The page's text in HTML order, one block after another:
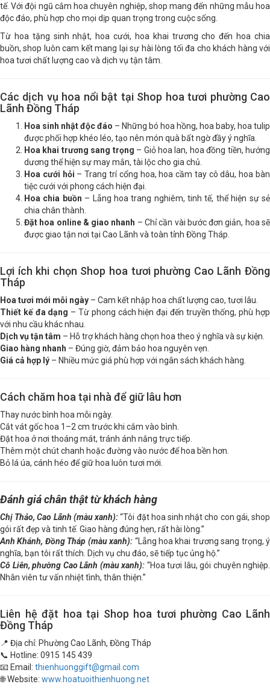
tế. Với đội ngũ cắm hoa chuyên nghiệp, shop mang đến những mẫu hoa
độc đáo, phù hợp cho mọi dịp quan trọng trong cuộc sống.
Từ hoa tặng sinh nhật, hoa cưới, hoa khai trương cho đến hoa chia
buồn, shop luôn cam kết mang lại sự hài lòng tối đa cho khách hàng với
hoa tươi chất lượng cao và dịch vụ tận tâm.
Các dịch vụ hoa nổi bật tại Shop hoa tươi phường Cao
Lãnh Đồng Tháp
Hoa sinh nhật độc đáo – Những bó hoa hồng, hoa baby, hoa tulip
được phối hợp khéo léo, tạo nên món quà bất ngờ đầy ý nghĩa.
Hoa khai trương sang trọng – Giỏ hoa lan, hoa đồng tiền, hướng
dương thể hiện sự may mắn, tài lộc cho gia chủ.
Hoa cưới hỏi – Trang trí cổng hoa, hoa cầm tay cô dâu, hoa bàn
tiệc cưới với phong cách hiện đại.
Hoa chia buồn – Lẵng hoa trang nghiêm, tinh tế, thể hiện sự sẻ
chia chân thành.
Đặt hoa online & giao nhanh – Chỉ cần vài bước đơn giản, hoa sẽ
được giao tận nơi tại Cao Lãnh và toàn tỉnh Đồng Tháp.
Lợi ích khi chọn Shop hoa tươi phường Cao Lãnh Đồng
Tháp
Hoa tươi mới mỗi ngày – Cam kết nhập hoa chất lượng cao, tươi lâu.
Thiết kế đa dạng – Từ phong cách hiện đại đến truyền thống, phù hợp
với nhu cầu khác nhau.
Dịch vụ tận tâm – Hỗ trợ khách hàng chọn hoa theo ý nghĩa và sự kiện.
Giao hàng nhanh – Đúng giờ, đảm bảo hoa nguyên vẹn.
Giá cả hợp lý – Nhiều mức giá phù hợp với ngân sách khách hàng.
Cách chăm hoa tại nhà để giữ lâu hơn
Thay nước bình hoa mỗi ngày.
Cắt vát gốc hoa 1–2 cm trước khi cắm vào bình.
Đặt hoa ở nơi thoáng mát, tránh ánh nắng trực tiếp.
Thêm một chút chanh hoặc đường vào nước để hoa bền hơn.
Bỏ lá úa, cánh héo để giữ hoa luôn tươi mới.
Đánh giá chân thật từ khách hàng
Chị Thảo, Cao Lãnh (màu xanh):“Tôi đặt hoa sinh nhật cho con gái, shop
gói rất đẹp và tinh tế. Giao hàng đúng hẹn, rất hài lòng.”
Anh Khánh, Đồng Tháp (màu xanh): “Lẵng hoa khai trương sang trọng, ý
nghĩa, bạn tôi rất thích. Dịch vụ chu đáo, sẽ tiếp tục ủng hộ.”
Cô Liên, phường Cao Lãnh (màu xanh): “Hoa tươi lâu, gói chuyên nghiệp.
Nhân viên tư vấn nhiệt tình, thân thiện.”
Liên hệ đặt hoa tại Shop hoa tươi phường Cao Lãnh
Đồng Tháp
📍 Địa chỉ: Phường Cao Lãnh, Đồng Tháp
📞 Hotline: 0915 145 439
📧 Email: thienhuonggift@gmail.com
🌐 Website: www.hoatuoithienhuong.net